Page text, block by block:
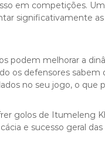
em competições.
significativamente
podem melhorar a
os defensores
no seu jogo, o que
golos de Itumeleng
e sucesso geral